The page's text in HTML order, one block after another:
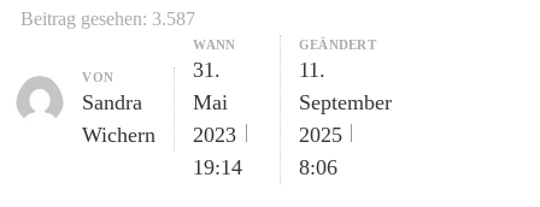
Beitrag gesehen: 3.587
Author
VON
Sandra
Wichern
WANN
31.
Mai
2023
19:14
GEÄNDERT
11.
September
2025
8:06